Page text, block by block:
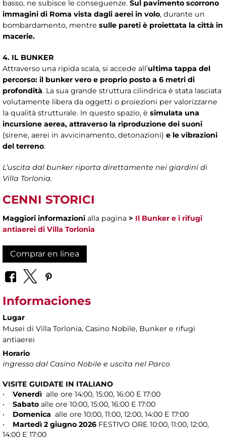
basso, ne subisce le conseguenze. Sul pavimento scorrono
immagini di Roma vista dagli aerei in volo, durante un
bombardamento, mentre sulle pareti è proiettata la città in
macerie.
4. IL BUNKER
Attraverso una ripida scala, si accede all’ultima tappa del
percorso: il bunker vero e proprio posto a 6 metri di
profondità. La sua grande struttura cilindrica è stata lasciata
volutamente libera da oggetti o proiezioni per valorizzarne
la qualità strutturale. In questo spazio, è simulata una
incursione aerea, attraverso la riproduzione dei suoni
(sirene, aerei in avvicinamento, detonazioni) e le vibrazioni
del terreno.
L’uscita dal bunker riporta direttamente nei giardini di
Villa Torlonia.
CENNI STORICI
Maggiori informazioni alla pagina > Il Bunker e i rifugi
antiaerei di Villa Torlonia
Comprar en linea
Informaciones
Lugar
Musei di Villa Torlonia, Casino Nobile, Bunker e rifugi
antiaerei
Horario
ingresso dal Casino Nobile e uscita nel Parco
VISITE GUIDATE IN ITALIANO
• Venerdì alle ore 14:00, 15:00, 16:00 E 17:00
• Sabato alle ore 10:00, 15:00, 16:00 E 17:00
• Domenica alle ore 10:00, 11:00, 12:00, 14:00 E 17:00
• Martedì 2 giugno 2026 FESTIVO ORE 10:00, 11:00, 12:00,
14:00 E 17:00